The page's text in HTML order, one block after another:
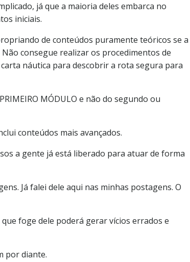
já que a maioria deles embarca no
iniciais.
de conteúdos puramente teóricos se a
consegue realizar os procedimentos de
náutica para descobrir a rota segura para
MÓDULO e não do segundo ou
conteúdos mais avançados.
a gente já está liberado para atuar de forma
Já falei dele aqui nas minhas postagens. O
foge dele poderá gerar vícios errados e
por diante.